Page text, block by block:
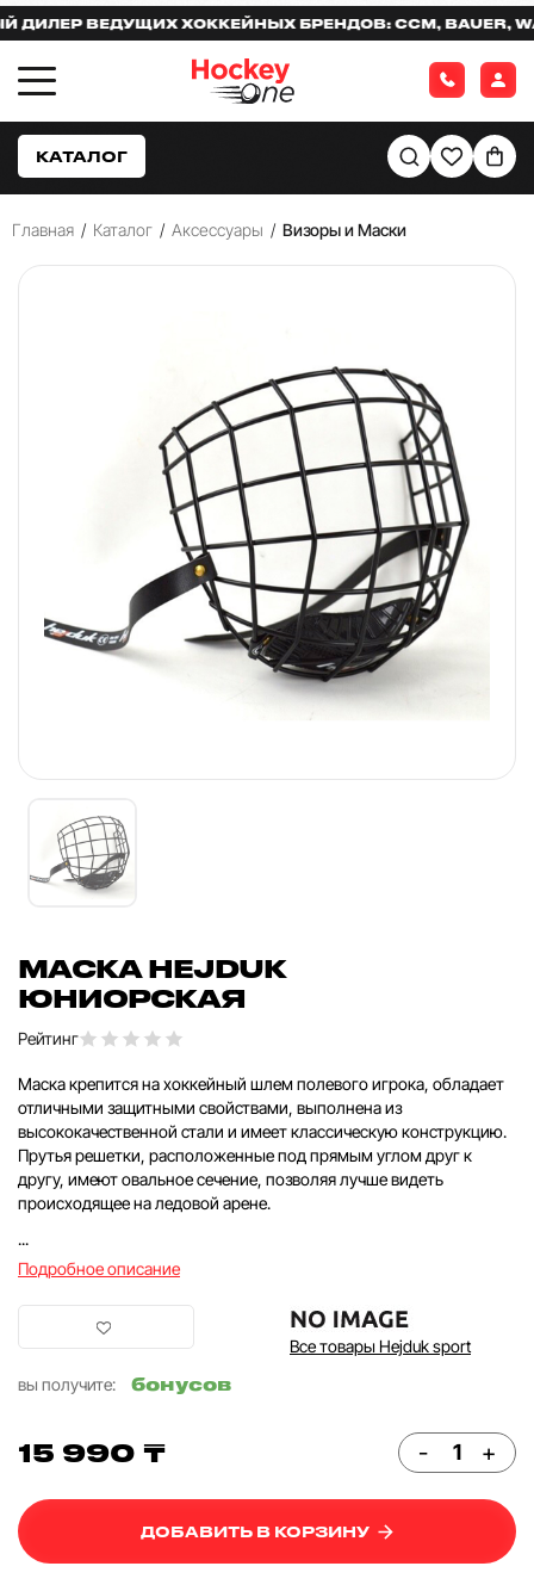
ВЕДУЩИХ ХОККЕЙНЫХ БРЕНДОВ: CCM, BAUER,
КАТАЛОГ
Главная / Каталог / Аксессуары / Визоры и Маски
МАСКА HEJDUK
ЮНИОРСКАЯ
Рейтинг
Маска крепится на хоккейный шлем полевого игрока, обладает
отличными защитными свойствами, выполнена из
высококачественной стали и имеет классическую конструкцию.
Прутья решетки, расположенные под прямым углом друг к
другу, имеют овальное сечение, позволяя лучше видеть
происходящее на ледовой арене.
...
Подробное описание
Все товары Hejduk sport
вы получите:
бонусов
15 990 ₸ - +
ДОБАВИТЬ В КОРЗИНУ